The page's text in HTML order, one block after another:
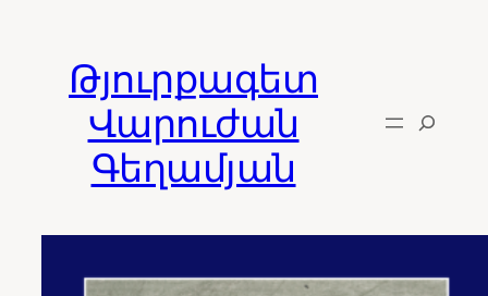
contentԹյուրքագետ
Վարուժան
Գեղամյան